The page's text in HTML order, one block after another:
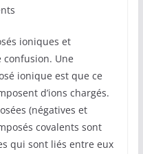
ioniques et
Une
ionique est que ce
d’ions chargés.
(négatives et
covalents sont
qui sont liés entre eux